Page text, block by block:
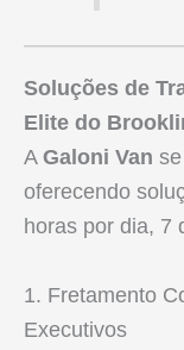
Soluções de
Elite do
A Galoni Van
oferecendo
horas por dia, 7
1. Fretamento
Executivos